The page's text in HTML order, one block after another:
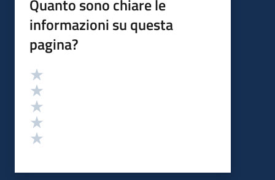
Quanto sono chiare le
informazioni su questa
pagina?
Valutazione